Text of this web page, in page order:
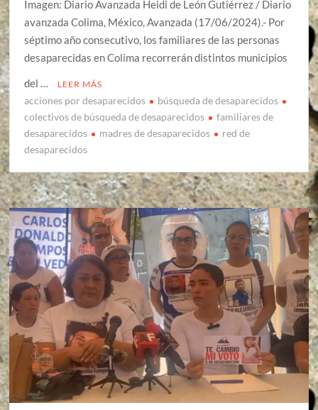
Imagen: Diario Avanzada Heidi de León Gutiérrez / Diario
avanzada Colima, México, Avanzada (17/06/2024).- Por
séptimo año consecutivo, los familiares de las personas
desaparecidas en Colima recorrerán distintos municipios
del …
LEER MÁS
acciones por desaparecidos
búsqueda de desaparecidos
colectivos de búsqueda de desaparecidos
familiares de
desaparecidos
madres de desaparecidos
red de
desaparecidos